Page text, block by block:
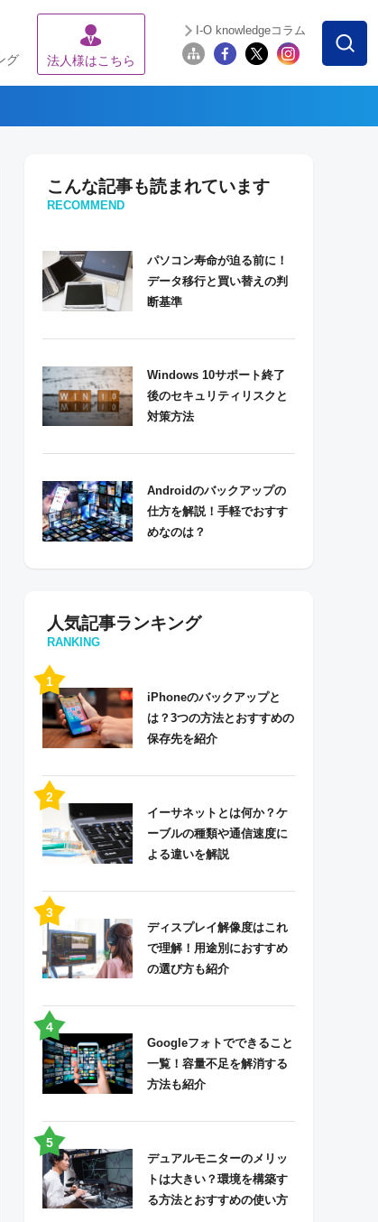
グ 法人様はこちら
I-O knowledgeコラム
こんな記事も読まれています
RECOMMEND
パソコン寿命が迫る前に！
データ移行と買い替えの判
断基準
Windows 10サポート終了
後のセキュリティリスクと
対策方法
Androidのバックアップの
仕方を解説！手軽でおすす
めなのは？
人気記事ランキング
RANKING
iPhoneのバックアップと
は？3つの方法とおすすめの
保存先を紹介
イーサネットとは何か？ケ
ーブルの種類や通信速度に
よる違いを解説
ディスプレイ解像度はこれ
で理解！用途別におすすめ
の選び方も紹介
Googleフォトでできること
一覧！容量不足を解消する
方法も紹介
デュアルモニターのメリッ
トは大きい？環境を構築す
る方法とおすすめの使い方